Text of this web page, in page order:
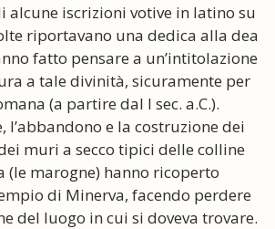
alcune iscrizioni votive in latino su
riportavano una dedica alla dea
fatto pensare a un’intitolazione
a tale divinità, sicuramente per
(a partire dal I sec. a.C.).
l’abbandono e la costruzione dei
muri a secco tipici delle colline
(le marogne) hanno ricoperto
di Minerva, facendo perdere
del luogo in cui si doveva trovare.